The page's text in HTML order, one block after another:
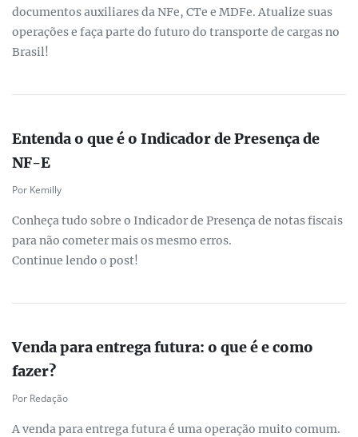
documentos auxiliares da NFe, CTe e MDFe. Atualize suas
operações e faça parte do futuro do transporte de cargas no
Brasil!
Entenda o que é o Indicador de Presença de
NF-E
Por Kemilly
Conheça tudo sobre o Indicador de Presença de notas fiscais
para não cometer mais os mesmo erros.
Continue lendo o post!
Venda para entrega futura: o que é e como
fazer?
Por Redação
A venda para entrega futura é uma operação muito comum.